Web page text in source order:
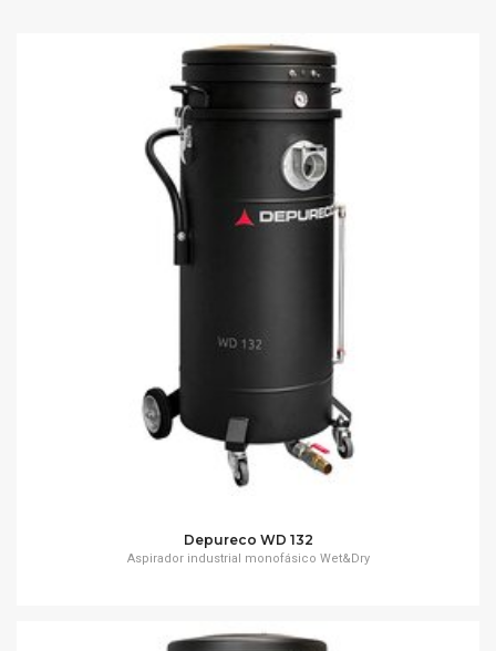
Depureco WD 132
Aspirador industrial monofásico Wet&Dry